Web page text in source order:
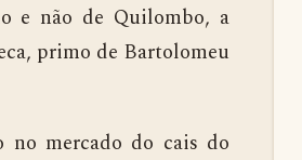
e não de Quilombo, a
primo de Bartolomeu
mercado do cais do